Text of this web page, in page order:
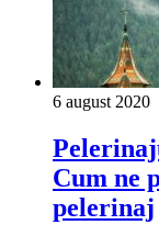
6 august 2020
Cum ne
pelerinaj